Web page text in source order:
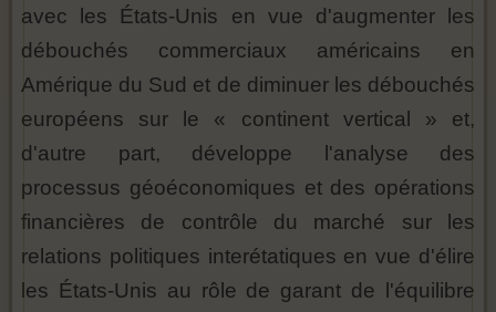
avec les États-Unis en vue d'augmenter les
débouchés commerciaux américains en
Amérique du Sud et de diminuer les débouchés
européens sur le « continent vertical » et,
d'autre part, développe l'analyse des
processus géoéconomiques et des opérations
financières de contrôle du marché sur les
relations politiques interétatiques en vue d'élire
les États-Unis au rôle de garant de l'équilibre